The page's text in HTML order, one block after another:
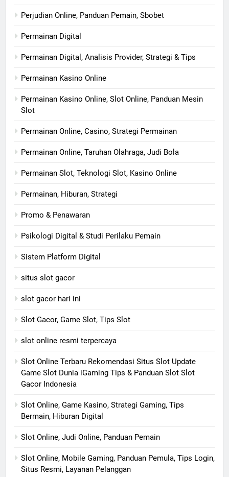
Perjudian Online, Panduan Pemain, Sbobet
Permainan Digital
Permainan Digital, Analisis Provider, Strategi & Tips
Permainan Kasino Online
Permainan Kasino Online, Slot Online, Panduan Mesin
Slot
Permainan Online, Casino, Strategi Permainan
Permainan Online, Taruhan Olahraga, Judi Bola
Permainan Slot, Teknologi Slot, Kasino Online
Permainan, Hiburan, Strategi
Promo & Penawaran
Psikologi Digital & Studi Perilaku Pemain
Sistem Platform Digital
situs slot gacor
slot gacor hari ini
Slot Gacor, Game Slot, Tips Slot
slot online resmi terpercaya
Slot Online Terbaru Rekomendasi Situs Slot Update
Game Slot Dunia iGaming Tips & Panduan Slot Slot
Gacor Indonesia
Slot Online, Game Kasino, Strategi Gaming, Tips
Bermain, Hiburan Digital
Slot Online, Judi Online, Panduan Pemain
Slot Online, Mobile Gaming, Panduan Pemula, Tips Login,
Situs Resmi, Layanan Pelanggan